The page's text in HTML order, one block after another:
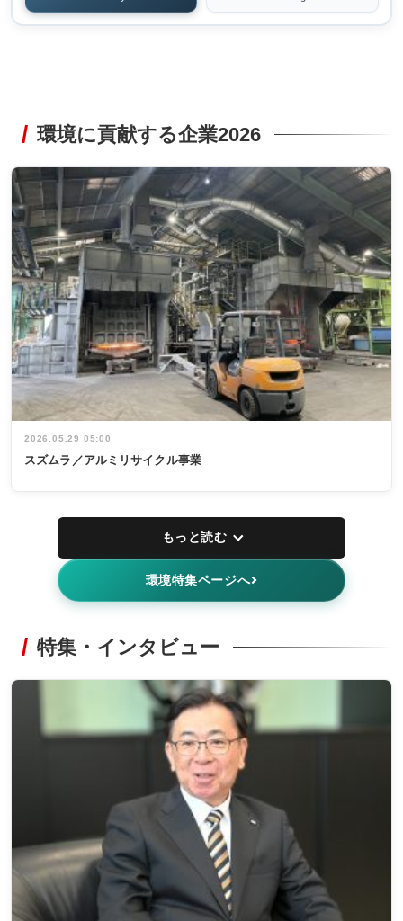
環境に貢献する企業2026
2026.05.29 05:00
スズムラ／アルミリサイクル事業
もっと読む
環境特集ページへ
特集・インタビュー